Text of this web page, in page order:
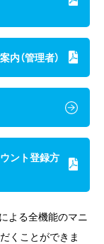
（管理者）
ント登録方
よる全機能のマニ
くことができま